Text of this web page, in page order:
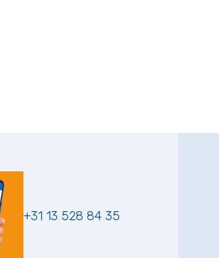
+31 13 528 84 35